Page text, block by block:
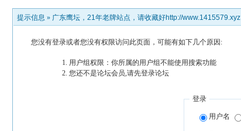
提示信息 » 广东鹰坛，21年老牌站点，请收藏好http://www.1415579.xyz
您没有登录或者您没有权限访问此页面，可能有如下几个原因:
用户组权限：你所属的用户组不能使用搜索功能
您还不是论坛会员,请先登录论坛
登录
用户名